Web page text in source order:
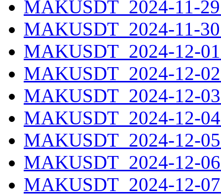
MAKUSDT_2024-11-
MAKUSDT_2024-11-
MAKUSDT_2024-12-
MAKUSDT_2024-12-
MAKUSDT_2024-12-
MAKUSDT_2024-12-
MAKUSDT_2024-12-
MAKUSDT_2024-12-
MAKUSDT_2024-12-